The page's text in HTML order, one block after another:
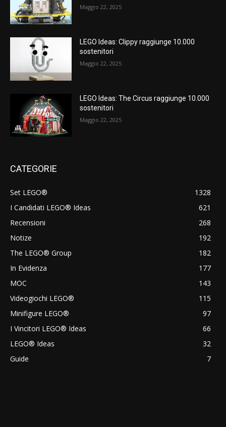
Maggio 22, 2025
LEGO Ideas: Clippy raggiunge 10.000
sostenitori
Maggio 22, 2025
LEGO Ideas: The Circus raggiunge 10.000
sostenitori
Maggio 22, 2025
CATEGORIE
Set LEGO®
1328
I Candidati LEGO® Ideas
621
Recensioni
268
Notize
192
The LEGO® Group
182
In Evidenza
177
MOC
143
Videogiochi LEGO®
115
Minifigure LEGO®
97
I Vincitori LEGO® Ideas
66
LEGO® Ideas
32
Guide
7